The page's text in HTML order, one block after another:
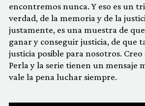
encontremos nunca. Y eso es un
verdad, de la memoria y de la
justamente, es una muestra de
ganar y conseguir justicia, de que
justicia posible para nosotros. Creo
Perla y la serie tienen un mensaje
vale la pena luchar siempre.